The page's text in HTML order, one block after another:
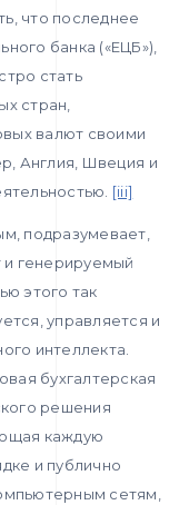
что последнее
банка («ЕЦБ»),
стать
стран,
валют своими
Англия, Швеция и
[iii]
подразумевает,
и генерируемый
этого так
управляется и
интеллекта.
бухгалтерская
решения
каждую
и публично
сетям,